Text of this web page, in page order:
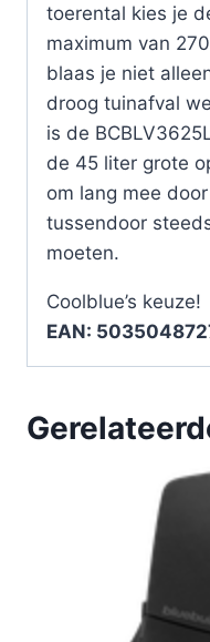
toerental kies je
maximum van
blaas je niet
droog tuinafval
is de
de 45 liter grote
om lang mee
tussendoor
moeten.
Coolblue’s keuze!
EAN: